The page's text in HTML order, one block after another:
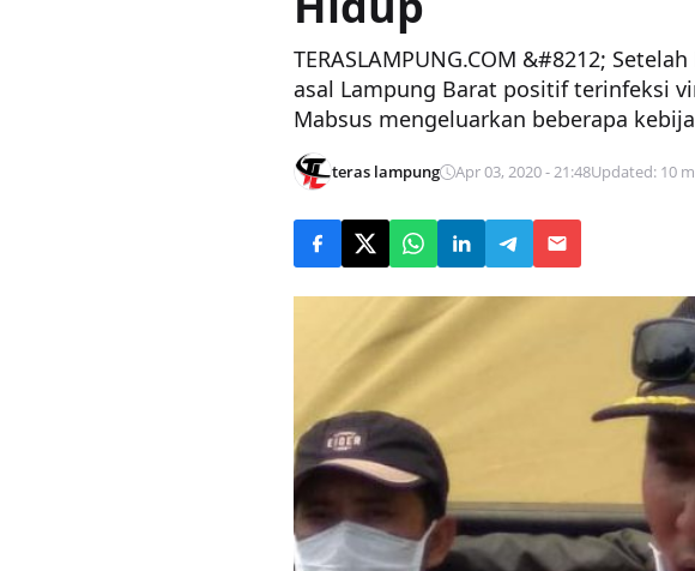
TERASLAMPUNG.COM &#8212;
asal Lampung Barat positif terinfeksi
Mabsus mengeluarkan beberapa
teras lampung Apr 03, 2020 - 21:48Updated: 10